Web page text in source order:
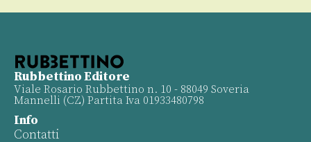
Rubbettino Editore
Viale Rosario Rubbettino n. 10 - 88049 Soveria
Mannelli (CZ) Partita Iva 01933480798
Info
Contatti